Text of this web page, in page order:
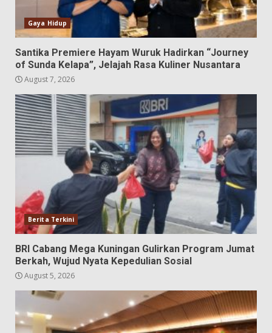
Gaya Hidup
Santika Premiere Hayam Wuruk Hadirkan “Journey
of Sunda Kelapa”, Jelajah Rasa Kuliner Nusantara
August 7, 2026
Berita Terkini
BRI Cabang Mega Kuningan Gulirkan Program Jumat
Berkah, Wujud Nyata Kepedulian Sosial
August 5, 2026